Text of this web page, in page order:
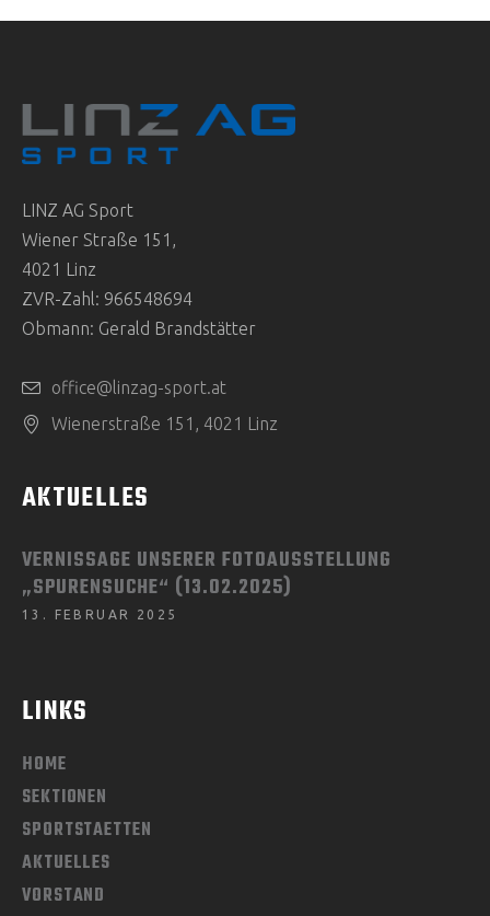
LINZ AG Sport
Wiener Straße 151,
4021 Linz
ZVR-Zahl: 966548694
Obmann: Gerald Brandstätter
office@linzag-sport.at
Wienerstraße 151, 4021 Linz
AKTUELLES
VERNISSAGE UNSERER FOTOAUSSTELLUNG
„SPURENSUCHE“ (13.02.2025)
13. FEBRUAR 2025
LINKS
HOME
SEKTIONEN
SPORTSTAETTEN
AKTUELLES
VORSTAND